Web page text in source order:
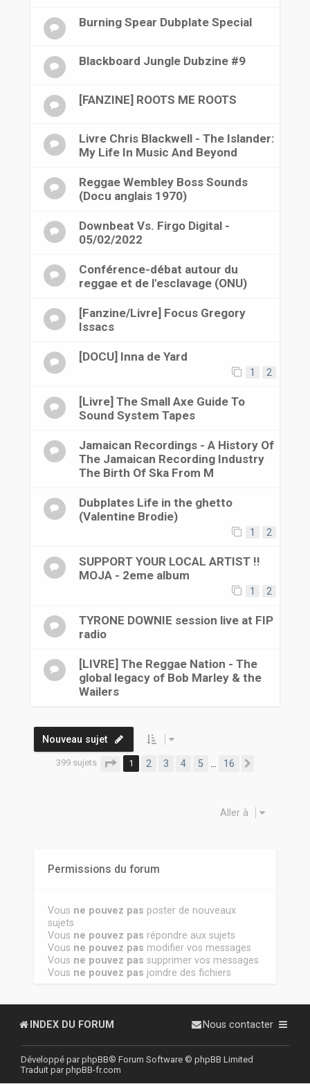
Burning Spear Dubplate Special
Blackboard Jungle Dubzine #9
[FANZINE] ROOTS ME ROOTS
Livre Chris Blackwell - The Islander:
My Life In Music And Beyond
Reggae Wembley Boss Sounds
(Docu anglais 1970)
Downbeat Vs. Firgo Digital -
05/02/2022
Conférence-débat autour du
reggae et de l'esclavage (ONU)
[Fanzine/Livre] Focus Gregory
Issacs
[DOCU] Inna de Yard
1 2
[Livre] The Small Axe Guide To
Sound System Tapes
Jamaican Recordings - A History Of
The Jamaican Recording Industry
The Birth Of Ska From M
Dubplates Life in the ghetto
(Valentine Brodie)
1 2
SUPPORT YOUR LOCAL ARTIST !!
MOJA - 2eme album
1 2
TYRONE DOWNIE session live at FIP
radio
[LIVRE] The Reggae Nation - The
global legacy of Bob Marley & the
Wailers
Nouveau sujet
399 sujets Page 1sur
1 2 3 4 5 16
Aller à
Permissions du forum
Vous ne pouvez pas poster de nouveaux
sujets
Vous ne pouvez pas répondre aux sujets
Vous ne pouvez pas modifier vos messages
Vous ne pouvez pas supprimer vos messages
Vous ne pouvez pas joindre des fichiers
INDEX DU FORUM Nous contacter
Développé parphpBB® Forum Software © phpBB Limited
Traduit parphpBB-fr.com